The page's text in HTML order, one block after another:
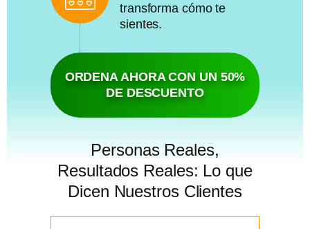
transforma cómo te
sientes.
ORDENA AHORA CON UN 50%
DE DESCUENTO
Personas Reales,
Resultados Reales: Lo que
Dicen Nuestros Clientes